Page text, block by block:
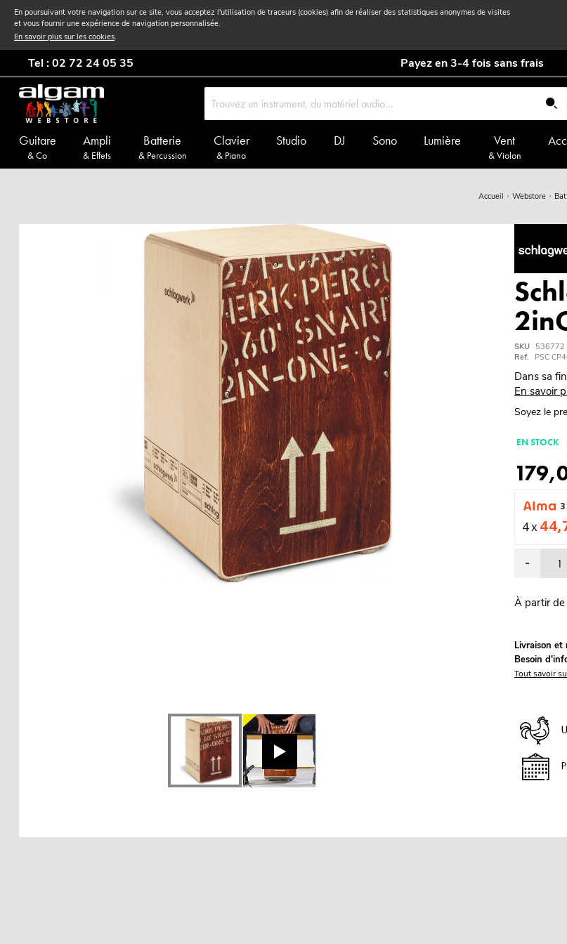
En poursuivant votre navigation sur ce site, vous acceptez l'utilisation de traceurs (cookies) afin de réaliser des statistiques anonymes de visites
et vous fournir une expérience de navigation personnalisée.
En savoir plus sur les cookies.
Tel : 02 72 24 05 35 Payez en 3-4 fois sans frais
Guitare
& Co
Ampli
& Effets
Batterie
& Percussion
Clavier
& Piano
Studio DJ Sono Lumière Vent
& Violon
Accueil Webstore
SKU 536772
Ref.
PSC
Dans sa
En savoir
Soyez le
EN STOCK
3
4 x
-
À partir de
Livraison et
Besoin
Tout savoir